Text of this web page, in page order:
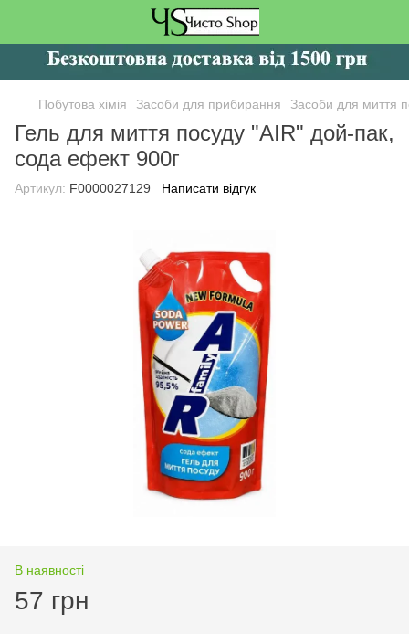
Побутова хімія Засоби для прибирання Засоби для миття
Гель для миття посуду "AIR" дой-пак,
сода ефект 900г
Артикул: F0000027129 Написати відгук
В наявності
57 грн